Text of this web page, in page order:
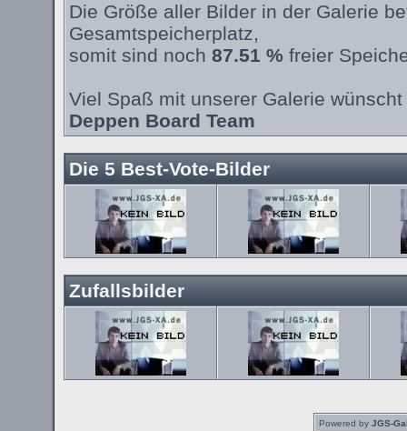
Die Größe aller Bilder in der Galerie
Gesamtspeicherplatz,
somit sind noch 87.51 % freier
Viel Spaß mit unserer Galerie
Deppen Board Team
Die 5 Best-Vote-Bilder
Zufallsbilder
Powered by JGS-